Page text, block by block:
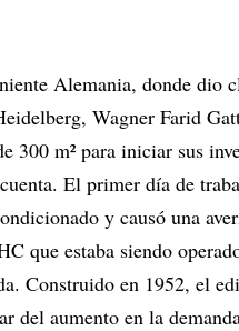
Alemania, donde dio
Wagner Farid
300 m² para iniciar sus
El primer día de
y causó una
que estaba siendo
Construido en 1952, el
del aumento en la